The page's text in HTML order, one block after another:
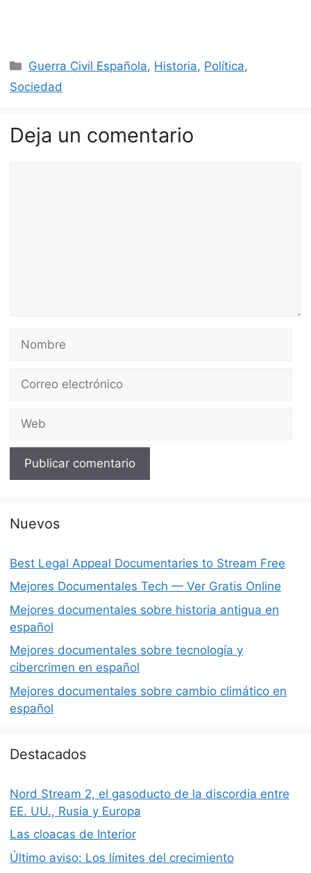
Categorías
Guerra Civil Española, Historia, Política,
Sociedad
Deja un comentario
electrónico
Nuevos
Best Legal Appeal Documentaries to Stream Free
Mejores Documentales Tech — Ver Gratis Online
Mejores documentales sobre historia antigua en
español
Mejores documentales sobre tecnología y
cibercrimen en español
Mejores documentales sobre cambio climático en
español
Destacados
Nord Stream 2, el gasoducto de la discordia entre
EE. UU., Rusia y Europa
Las cloacas de Interior
Último aviso: Los límites del crecimiento